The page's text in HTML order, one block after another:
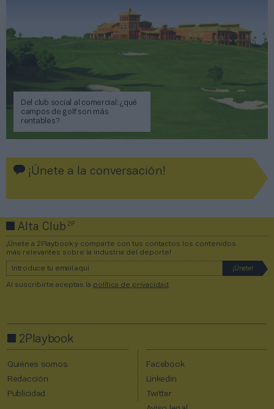
Del club social al comercial: ¿qué
campos de golf son más
rentables?
¡Únete a la conversación!
Alta Club2P
¡Únete a 2Playbook y comparte con tus contactos los contenidos
más relevantes sobre la industria del deporte!
Al suscribirte aceptas la política de privacidad
2Playbook
Quiénes somos
Redacción
Publicidad
Facebook
Linkedin
Twitter